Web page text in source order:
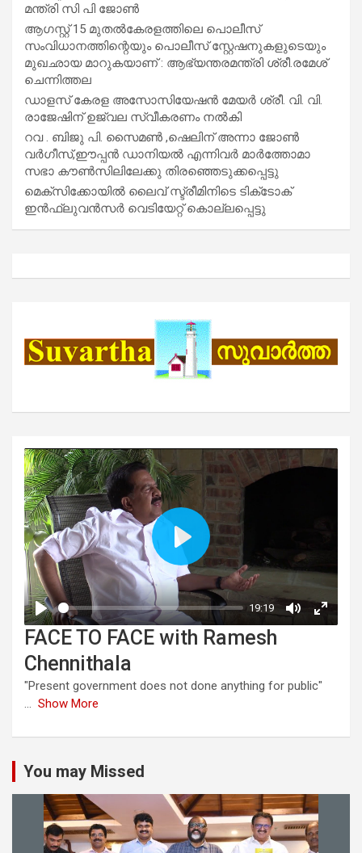
മന്ത്രി സി പി ജോൺ
ആഗസ്റ്റ് 15 മുതല്‍കേരളത്തിലെ പൊലീസ്
സംവിധാനത്തിന്റെയും പൊലീസ് സ്റ്റേഷനുകളുടെയും
മുഖഛായ മാറുകയാണ് : ആഭ്യന്തരമന്ത്രി ശ്രീ.രമേശ്
ചെന്നിത്തല
ഡാളസ് കേരള അസോസിയേഷൻ മേയർ ശ്രീ. വി. വി.
രാജേഷിന് ഉജ്വല സ്വീകരണം നൽകി
റവ . ബിജു പി. സൈമൺ ,ഷെലിന് അന്നാ ജോൺ
വർഗീസ്,ഈപ്പൻ ഡാനിയൽ എന്നിവർ മാർത്തോമാ
സഭാ കൗൺസിലിലേക്കു തിരഞ്ഞെടുക്കപ്പെട്ടു
മെക്സിക്കോയിൽ ലൈവ് സ്ട്രീമിനിടെ ടിക്‌ടോക്
ഇൻഫ്ലുവൻസർ വെടിയേറ്റ് കൊല്ലപ്പെട്ടു
FACE TO FACE with Ramesh
Chennithala
"Present government does not done anything for public"
... Show More
You may Missed